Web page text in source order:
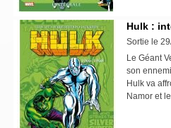
Hulk :
Sortie le
Le Géant
son
Hulk va
Namor et